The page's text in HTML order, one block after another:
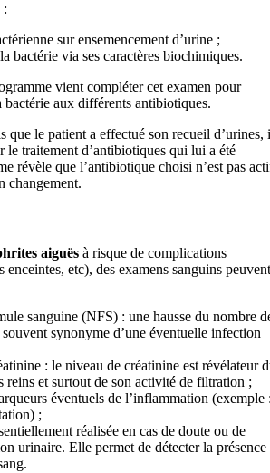
:
sur ensemencement d’urine ;
bactérie via ses caractères biochimiques.
vient compléter cet examen pour
aux différents antibiotiques.
que le patient a effectué son recueil d’urines,
le traitement d’antibiotiques qui lui a été
révèle que l’antibiotique choisi n’est pas
changement.
aiguës à risque de complications
enceintes, etc), des examens sanguins peuvent
sanguine (NFS) : une hausse du nombre
synonyme d’une éventuelle infection
: le niveau de créatinine est révélateur
reins et surtout de son activité de filtration ;
éventuels de l’inflammation (exemple
;
réalisée en cas de doute ou de
urinaire. Elle permet de détecter la présence